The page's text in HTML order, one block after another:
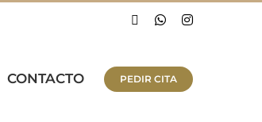
FacebookWhatsAppInstagram
CONTACTO PEDIR CITA